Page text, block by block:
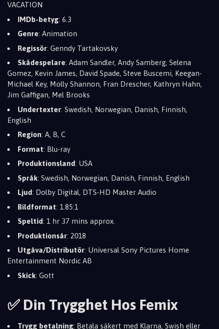
VACATION
IMDb-betyg: 6.3
Genre: Animation
Regissör: Genndy Tartakovsky
Skådespelare: Adam Sandler, Andy Samberg, Selena
Gomez, Kevin James, David Spade, Steve Buscemi, Keegan-
Michael Key, Molly Shannon, Fran Drescher, Kathryn Hahn,
Jim Gaffigan, Mel Brooks
Undertexter: Swedish, Norwegian, Danish, Finnish,
English
Region: A, B, C
Format: Blu-ray
Produktionsland: USA
Språk: Swedish, Norwegian, Danish, Finnish, English
Ljud: Dolby Digital, DTS-HD Master Audio
Bildformat: 1.85:1
Speltid: 1 hr 37 mins approx.
Produktionsår: 2018
Utgåva/Distributör: Universal Sony Pictures Home
Entertainment Nordic AB
Skick: Gott
✅ Din Trygghet Hos Femix
Trygg betalning: Betala säkert med Klarna, Swish eller